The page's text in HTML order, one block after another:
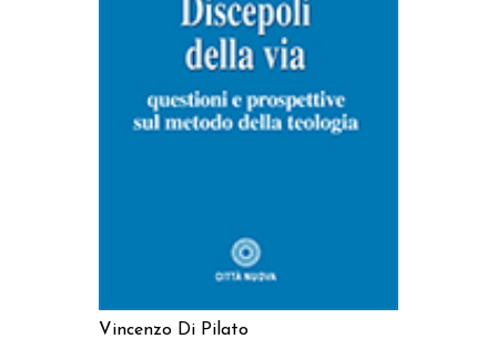
Vincenzo Di Pilato